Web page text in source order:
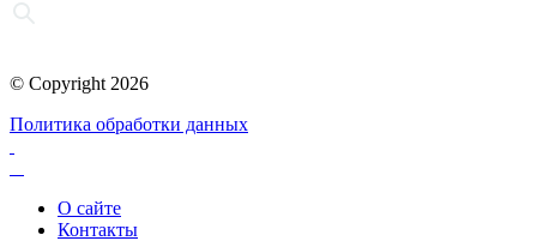
© Copyright 2026
Политика обработки данных
О сайте
Контакты